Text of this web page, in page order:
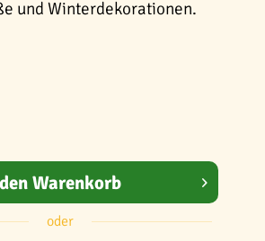
und Winterdekorationen.
Warenkorb
oder